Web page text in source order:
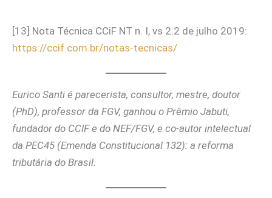
[13] Nota Técnica CCiF NT n. I, vs 2.2 de julho 2019:
https://ccif.com.br/notas-tecnicas/
Eurico Santi é parecerista, consultor, mestre, doutor
(PhD), professor da FGV, ganhou o Prêmio Jabuti,
fundador do CCIF e do NEF/FGV, e co-autor intelectual
da PEC45 (Emenda Constitucional 132): a reforma
tributária do Brasil.